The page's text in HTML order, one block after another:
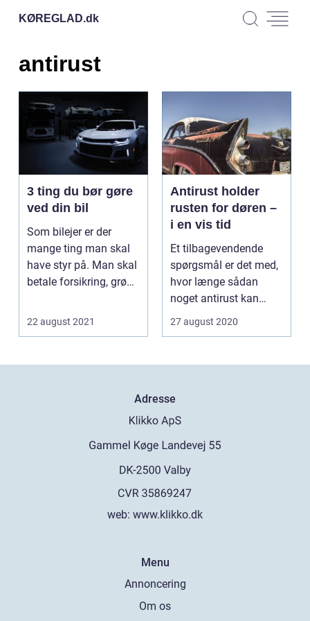
KØREGLAD.dk
antirust
3 ting du bør gøre
ved din bil
Som bilejer er der
mange ting man skal
have styr på. Man skal
betale forsikring, grøn
22 august 2021
Antirust holder
rusten for døren –
i en vis tid
Et tilbagevendende
spørgsmål er det med,
hvor længe sådan
noget antirust kan
holde sig? Nogle
remed...
27 august 2020
Adresse
web: www.klikko.dk
Menu
Annoncering
Om os